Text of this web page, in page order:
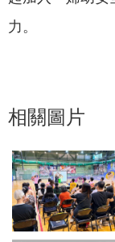
力。
相關圖片